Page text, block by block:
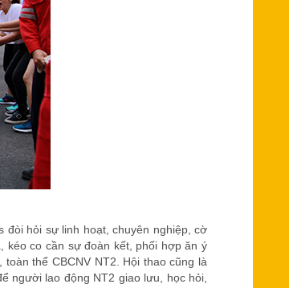
đòi hỏi sự linh hoạt, chuyên nghiệp, cờ
kéo co cần sự đoàn kết, phối hợp ăn ý
thể CBCNV NT2. Hội thao cũng là
người lao động NT2 giao lưu, học hỏi,